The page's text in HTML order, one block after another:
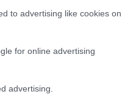
to advertising like cookies on
for online advertising
advertising.